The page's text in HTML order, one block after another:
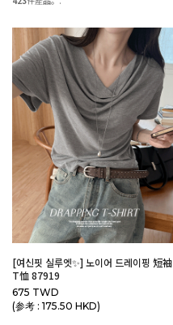
[여신핏 실루엣✨] 노이어 드레이핑 短袖
T恤 87919
675 TWD
(参考 : 175.50 HKD)